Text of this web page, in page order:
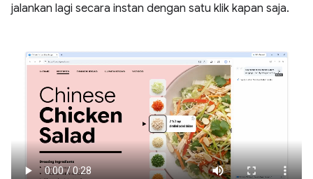
jalankan lagi secara instan dengan satu klik kapan saja.